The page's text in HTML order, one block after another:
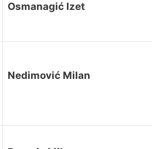
Osmanagić Izet
Nedimović Milan